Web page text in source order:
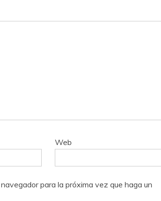
Web
para la próxima vez que haga un